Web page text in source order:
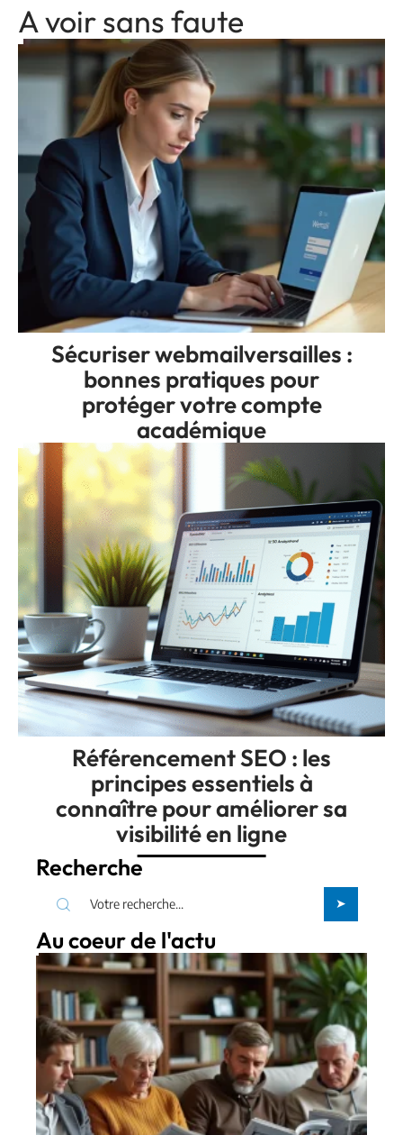
A voir sans faute
Sécuriser webmailversailles :
bonnes pratiques pour
protéger votre compte
académique
Référencement SEO : les
principes essentiels à
connaître pour améliorer sa
visibilité en ligne
Recherche
Au coeur de l'actu